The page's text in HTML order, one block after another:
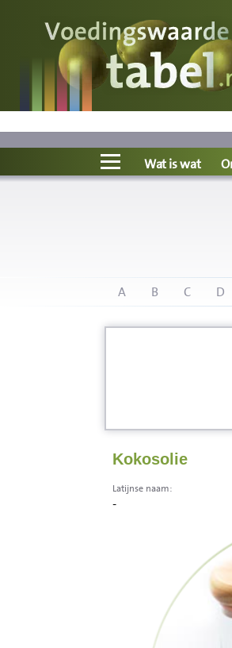
Voedingswaarde
Wat is wat?
Ons voedsel
Wat is wat
A B C D
Kokosolie
Latijnse naam:
-